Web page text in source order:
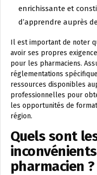
enrichissante et
d’apprendre auprès
Il est important de noter
avoir ses propres
pour les pharmaciens.
réglementations
ressources disponibles
professionnelles pour
les opportunités de
région.
Quels sont
pharmacien ?